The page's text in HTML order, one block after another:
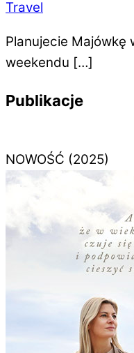
Travel
Planujecie Majówkę
weekendu […]
Publikacje
NOWOŚĆ (2025)